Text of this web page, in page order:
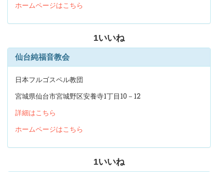
ホームページはこちら
1いいね
仙台純福音教会
日本フルゴスペル教団
宮城県仙台市宮城野区安養寺1丁目10－12
詳細はこちら
ホームページはこちら
1いいね